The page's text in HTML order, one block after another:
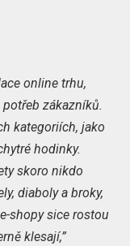
online trhu,
zákazníků.
kategoriích, jako
hodinky.
skoro nikdo
diaboly a broky,
shopy sice rostou
klesají,”